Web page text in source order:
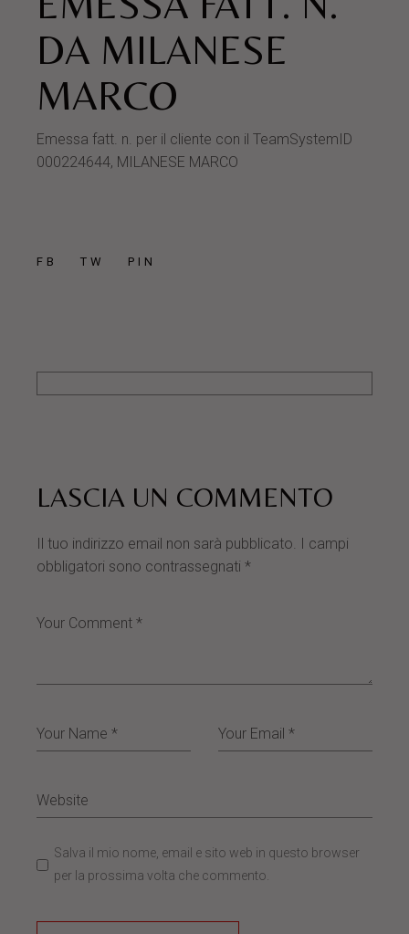
DA MILANESE
MARCO
Emessa fatt. n. per il cliente con il TeamSystemID
000224644, MILANESE MARCO
FB TW PIN
LASCIA UN COMMENTO
Il tuo indirizzo email non sarà pubblicato. I campi
obbligatori sono contrassegnati*
Salva il mio nome, email e sito web in questo browser
per la prossima volta che commento.